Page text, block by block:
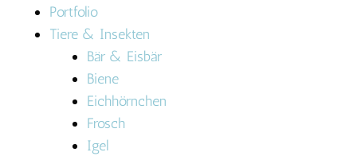
Portfolio
Tiere & Insekten
Bär & Eisbär
Biene
Eichhörnchen
Frosch
Igel